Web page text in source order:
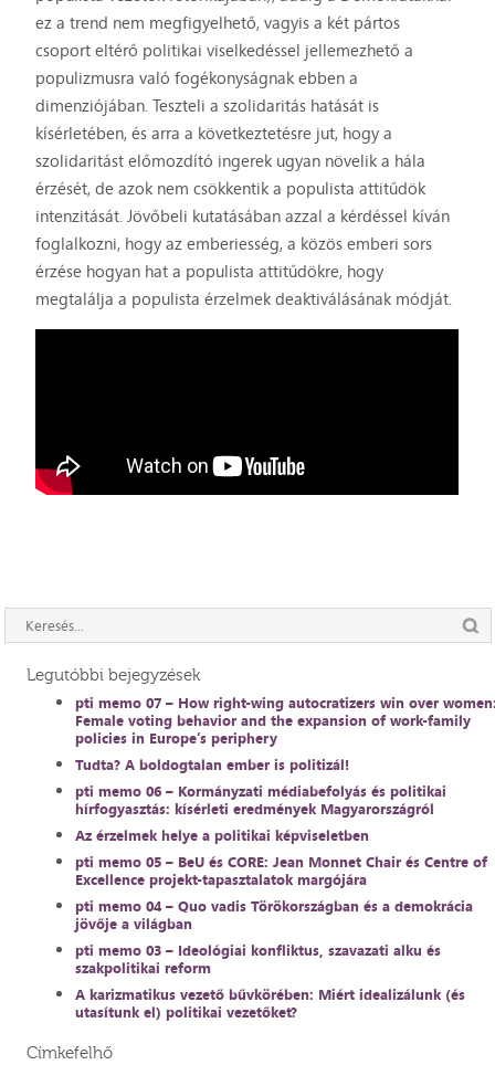
ez a trend nem megfigyelhető, vagyis a két pártos
csoport eltérő politikai viselkedéssel jellemezhető a
populizmusra való fogékonyságnak ebben a
dimenziójában. Teszteli a szolidaritás hatását is
kísérletében, és arra a következtetésre jut, hogy a
szolidaritást előmozdító ingerek ugyan növelik a hála
érzését, de azok nem csökkentik a populista attitűdök
intenzitását. Jövőbeli kutatásában azzal a kérdéssel kíván
foglalkozni, hogy az emberiesség, a közös emberi sors
érzése hogyan hat a populista attitűdökre, hogy
megtalálja a populista érzelmek deaktiválásának módját.
Legutóbbi bejegyzések
pti memo 07 – How right-wing autocratizers win over
Female voting behavior and the expansion of work-family
policies in Europe’s periphery
Tudta? A boldogtalan ember is politizál!
pti memo 06 – Kormányzati médiabefolyás és politikai
hírfogyasztás: kísérleti eredmények Magyarországról
Az érzelmek helye a politikai képviseletben
pti memo 05 – BeU és CORE: Jean Monnet Chair és Centre of
Excellence projekt-tapasztalatok margójára
pti memo 04 – Quo vadis Törökországban és a demokrácia
jövője a világban
pti memo 03 – Ideológiai konfliktus, szavazati alku és
szakpolitikai reform
A karizmatikus vezető bűvkörében: Miért idealizálunk (és
utasítunk el) politikai vezetőket?
Címkefelhő